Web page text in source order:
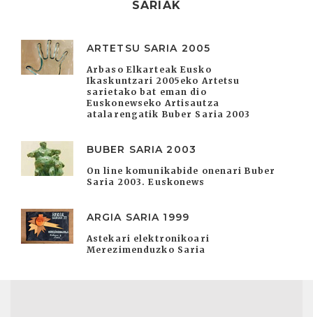
SARIAK
ARTETSU SARIA 2005
Arbaso Elkarteak Eusko
Ikaskuntzari 2005eko Artetsu
sarietako bat eman dio
Euskonewseko Artisautza
atalarengatik Buber Saria 2003
BUBER SARIA 2003
On line komunikabide onenari Buber
Saria 2003. Euskonews
ARGIA SARIA 1999
Astekari elektronikoari
Merezimenduzko Saria